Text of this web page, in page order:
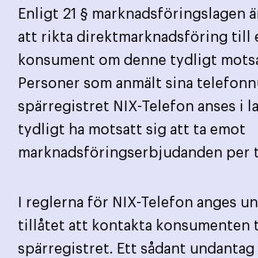
Enligt 21 § marknadsföringslagen
att rikta direktmarknadsföring till
konsument om denne tydligt
Personer som anmält sina
spärregistret NIX-Telefon anses i
tydligt ha motsatt sig att ta emot
marknadsföringserbjudanden per
I reglerna för NIX-Telefon anges
tillåtet att kontakta konsumenten
spärregistret. Ett sådant undantag